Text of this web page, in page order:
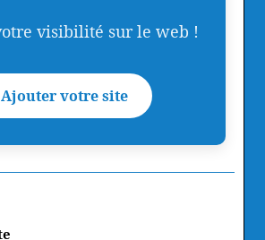
visibilité sur le web !
Ajouter votre site